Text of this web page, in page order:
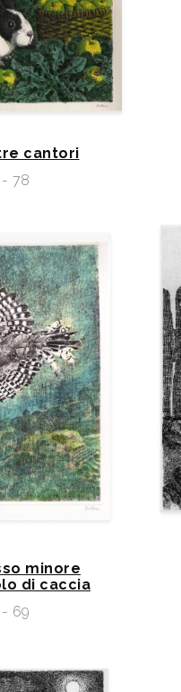
cantori
78
minore
di caccia
69